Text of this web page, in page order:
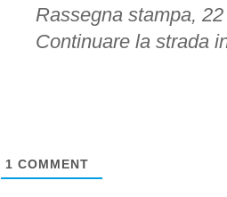
Rassegna stampa, 22
Continuare la strada
1 COMMENT